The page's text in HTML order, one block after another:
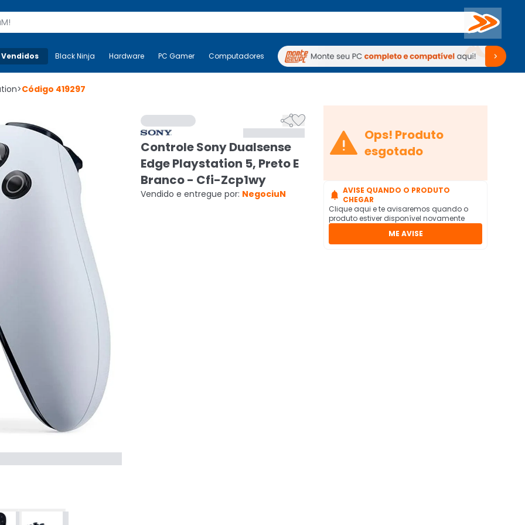
Buscar
Mais-v- Black Ninja Hardware PC Gamer Computadores Periféricos TV Venda no KaBuM!
Black Ninja Hardware PC Gamer Computadores Periféricos TV Venda no KaBuM!
>Código 419297

Controle Sony Dualsense
Edge Playstation 5, Preto E
Branco - Cfi-Zcp1wy
Vendido e entregue por: NegociuN
 Ops! Produto
esgotado
 AVISE QUANDO O PRODUTO
CHEGAR
Clique aqui e te avisaremos quando o
produto estiver disponível novamente
ME AVISE